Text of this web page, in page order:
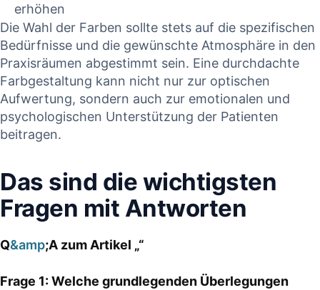
erhöhen
Die Wahl der Farben sollte stets auf die spezifischen
Bedürfnisse und die gewünschte Atmosphäre in den
Praxisräumen abgestimmt sein. Eine durchdachte
Farbgestaltung kann nicht nur zur optischen
Aufwertung, sondern auch zur emotionalen und
psychologischen Unterstützung der Patienten
beitragen.
Das sind die wichtigsten
Fragen mit Antworten
Q&amp;A zum Artikel „“
Frage 1: Welche grundlegenden Überlegungen